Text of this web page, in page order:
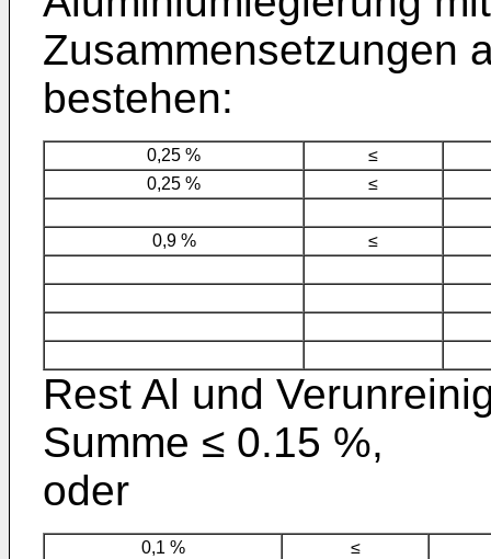
Zusammensetzungen
bestehen:
0,25 %
≤
0,25 %
≤
0,9 % ≤
Rest Al und
Summe ≤ 0.15 %,
oder
0,1 % ≤